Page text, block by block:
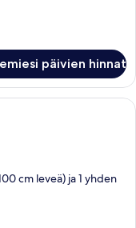
päivien hinnat
jossa on sänky,
cm leveä) ja 1 yhden